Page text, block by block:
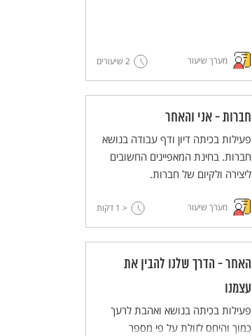
מערך שיעור 2 שיעורים
חברות - אני והאחר
פעילות בכיתה דיון ודף עבודה בנושא
חברות. בחינת המאפיינים החשובים
ליצירה ולקיום של חברות.
מערך שיעור < 1 דקות
האחר - הדרך שלנו להבין את
עצמנו
פעילות בכיתה בנושא ואהבת לרעך
כמוך והיחס לזולת על פי מספר